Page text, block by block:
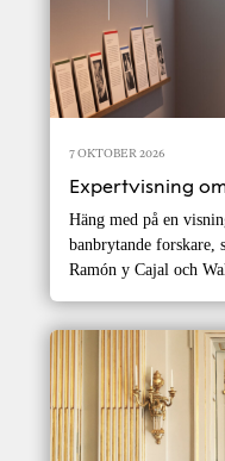
7 OKTOBER 2026
Expertvisning
Häng med på en
banbrytande forskare,
Ramón y Cajal och